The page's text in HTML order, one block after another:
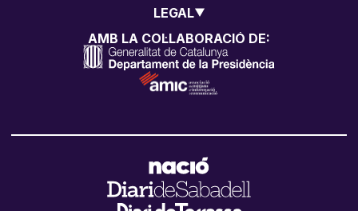
LEGAL
AMB LA COL·LABORACIÓ DE: